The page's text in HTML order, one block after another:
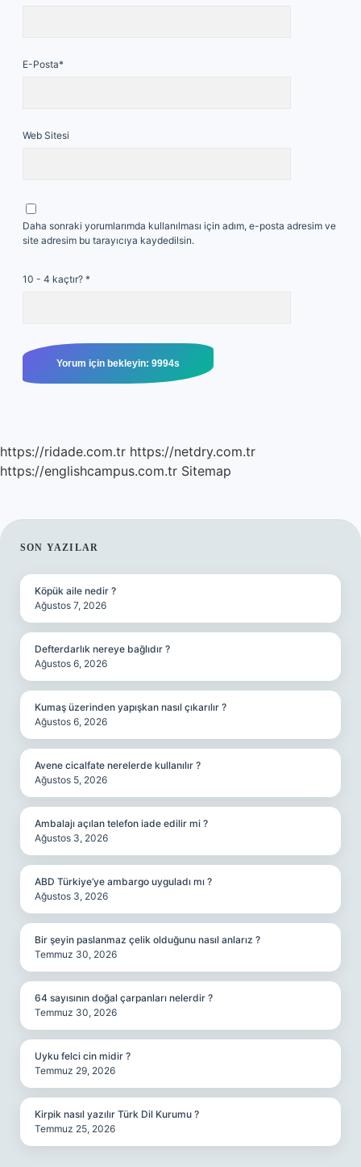
E-Posta*
Web Sitesi
Daha sonraki yorumlarımda kullanılması için adım, e-posta adresim ve
site adresim bu tarayıcıya kaydedilsin.
10 - 4 kaçtır? *
https://ridade.com.tr https://netdry.com.tr
https://englishcampus.com.tr Sitemap
SIDEBAR
SON YAZILAR
Köpük aile nedir ?
Ağustos 7, 2026
Defterdarlık nereye bağlıdır ?
Ağustos 6, 2026
Kumaş üzerinden yapışkan nasıl çıkarılır ?
Ağustos 6, 2026
Avene cicalfate nerelerde kullanılır ?
Ağustos 5, 2026
Ambalajı açılan telefon iade edilir mi ?
Ağustos 3, 2026
ABD Türkiye’ye ambargo uyguladı mı ?
Ağustos 3, 2026
Bir şeyin paslanmaz çelik olduğunu nasıl anlarız ?
Temmuz 30, 2026
64 sayısının doğal çarpanları nelerdir ?
Temmuz 30, 2026
Uyku felci cin midir ?
Temmuz 29, 2026
Kirpik nasıl yazılır Türk Dil Kurumu ?
Temmuz 25, 2026